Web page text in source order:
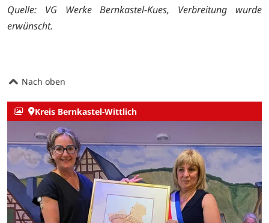
Quelle: VG Werke Bernkastel-Kues, Verbreitung wurde
erwünscht.
Nach oben
Kreis Bernkastel-Wittlich